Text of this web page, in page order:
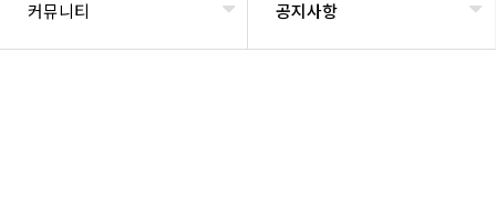
커뮤니티 공지사항